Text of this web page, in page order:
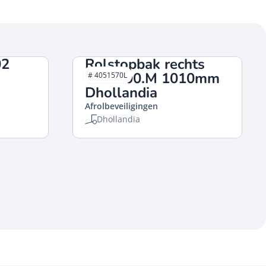
Rolstopbak rechts
OAP100.M 1010mm
Dhollandia
Afrolbeveiligingen
Dhollandia
# 4051570L